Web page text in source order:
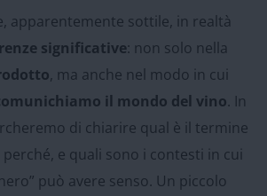
apparentemente sottile, in realtà
significative: non solo nella
, ma anche nel modo in cui
il mondo del vino. In
di chiarire qual è il termine
e quali sono i contesti in cui
può avere senso. Un piccolo